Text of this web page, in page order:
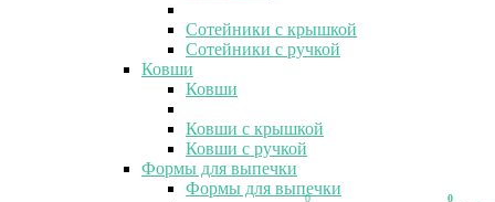
0 0
Сотейники с крышкой
Сотейники с ручкой
Ковши
Ковши
Ковши с крышкой
Ковши с ручкой
Формы для выпечки
Формы для выпечки